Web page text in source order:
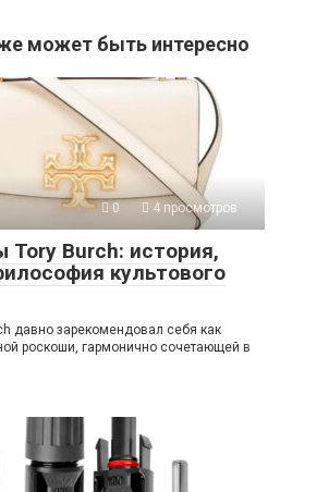
может быть интересно
0 4 просмотров
Burch: история,
культового
давно зарекомендовал себя как
роскоши, гармонично сочетающей в